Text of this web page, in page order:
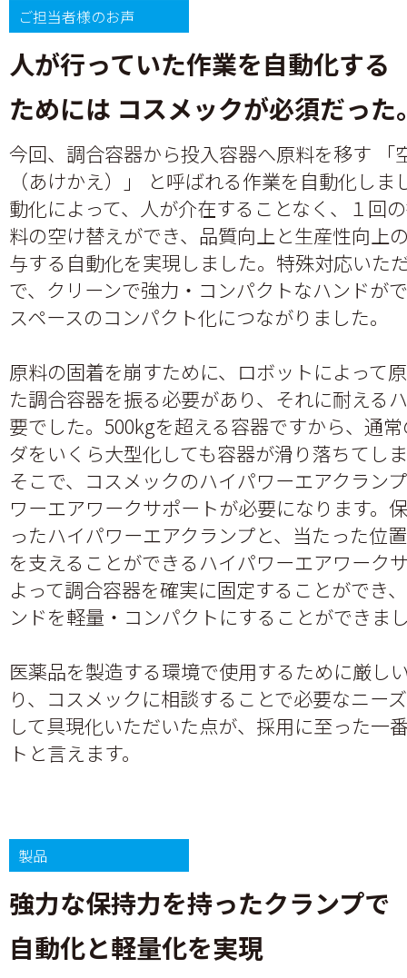
ご担当者様のお声
人が行っていた作業を自動化する
ためには コスメックが必須だった
今回、調合容器から投入容器へ原料を移す 「
（あけかえ）」 と呼ばれる作業を自動化しま
動化によって、人が介在することなく、１回
料の空け替えができ、品質向上と生産性向上
与する自動化を実現しました。特殊対応いた
で、クリーンで強力・コンパクトなハンドが
スペースのコンパクト化につながりました。
原料の固着を崩すために、ロボットによって
た調合容器を振る必要があり、それに耐える
要でした。500kgを超える容器ですから、通
ダをいくら大型化しても容器が滑り落ちてし
そこで、コスメックのハイパワーエアクラン
ワーエアワークサポートが必要になります。
ったハイパワーエアクランプと、当たった位
を支えることができるハイパワーエアワーク
よって調合容器を確実に固定することができ
ンドを軽量・コンパクトにすることができま
医薬品を製造する環境で使用するために厳し
り、コスメックに相談することで必要なニー
して具現化いただいた点が、採用に至った一
トと言えます。
製品
強力な保持力を持ったクランプで
自動化と軽量化を実現